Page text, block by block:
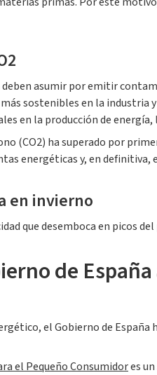
asumir por emitir
sostenibles en la
en la producción de
(CO2) ha superado por
energéticas y, en definitiva,
en invierno
que desemboca en picos
de
el Gobierno de
el Pequeño Consumidores